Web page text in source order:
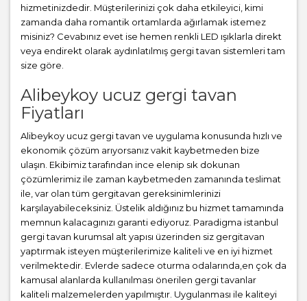
hizmetinizdedir. Müşterilerinizi çok daha etkileyici, kimi
zamanda daha romantik ortamlarda ağırlamak istemez
misiniz? Cevabınız evet ise hemen renkli LED ışıklarla direkt
veya endirekt olarak aydınlatılmış gergi tavan sistemleri tam
size göre.
Alibeykoy ucuz gergi tavan
Fiyatları
Alibeykoy ucuz gergi tavan ve uygulama konusunda hızlı ve
ekonomik çözüm arıyorsanız vakit kaybetmeden bize
ulaşın. Ekibimiz tarafından ince elenip sık dokunan
çözümlerimiz ile zaman kaybetmeden zamanında teslimat
ile, var olan tüm gergitavan gereksinimlerinizi
karşılayabileceksiniz. Üstelik aldığınız bu hizmet tamamında
memnun kalacagınızı garanti ediyoruz. Paradigma istanbul
gergi tavan kurumsal alt yapısı üzerinden siz gergitavan
yaptırmak isteyen müşterilerimize kaliteli ve en iyi hizmet
verilmektedir. Evlerde sadece oturma odalarında,en çok da
kamusal alanlarda kullanılması önerilen gergi tavanlar
kaliteli malzemelerden yapılmıştır. Uygulanması ile kaliteyi